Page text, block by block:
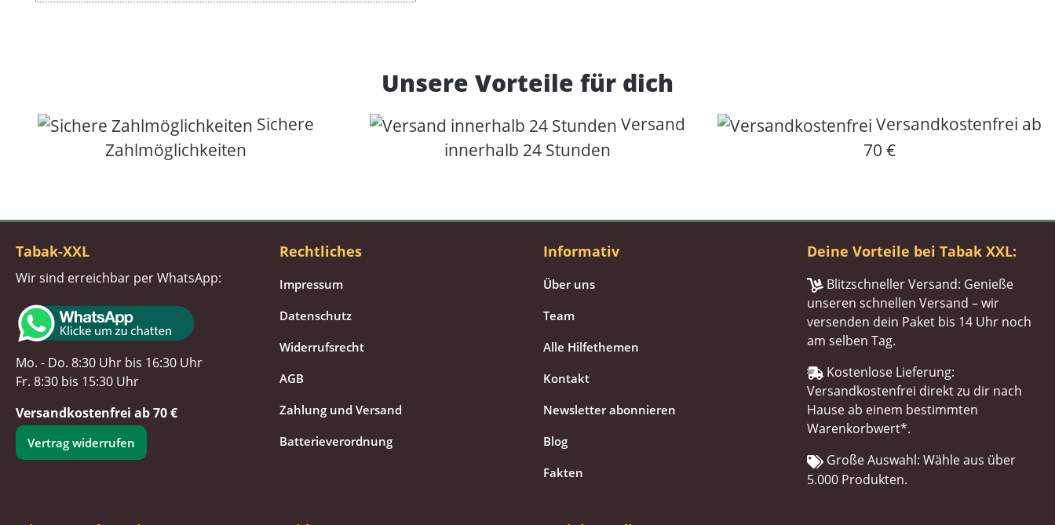
Unsere Vorteile für dich
Sichere
Zahlmöglichkeiten
Versand
innerhalb 24 Stunden
Versandkostenfrei ab
70 €
Tabak-XXL
Wir sind erreichbar per WhatsApp:
Mo. - Do. 8:30 Uhr bis 16:30 Uhr
Fr. 8:30 bis 15:30 Uhr
Versandkostenfrei ab 70 €
Vertrag widerrufen
Rechtliches
Impressum
Datenschutz
Widerrufsrecht
AGB
Zahlung und Versand
Batterieverordnung
Informativ
Über uns
Team
Alle Hilfethemen
Kontakt
Newsletter abonnieren
Blog
Fakten
Deine Vorteile bei Tabak XXL:
Blitzschneller Versand: Genieße
unseren schnellen Versand – wir
versenden dein Paket bis 14 Uhr noch
am selben Tag.
Kostenlose Lieferung:
Versandkostenfrei direkt zu dir nach
Hause ab einem bestimmten
Warenkorbwert*.
Große Auswahl: Wähle aus über
5.000 Produkten.